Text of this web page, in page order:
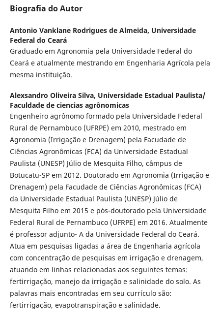
Biografia do Autor
Antonio Vanklane Rodrigues de Almeida, Universidade
Federal do Ceará
Graduado em Agronomia pela Universidade Federal do
Ceará e atualmente mestrando em Engenharia Agrícola pela
mesma instituição.
Alexsandro Oliveira Silva, Universidade Estadual Paulista/
Faculdade de ciencias agrônomicas
Engenheiro agrônomo formado pela Universidade Federal
Rural de Pernambuco (UFRPE) em 2010, mestrado em
Agronomia (Irrigação e Drenagem) pela Facudade de
Ciências Agronômicas (FCA) da Universidade Estadual
Paulista (UNESP) Júlio de Mesquita Filho, câmpus de
Botucatu-SP em 2012. Doutorado em Agronomia (Irrigação e
Drenagem) pela Facudade de Ciências Agronômicas (FCA)
da Universidade Estadual Paulista (UNESP) Júlio de
Mesquita Filho em 2015 e pós-doutorado pela Universidade
Federal Rural de Pernambuco (UFRPE) em 2016. Atualmente
é professor adjunto- A da Universidade Federal do Ceará.
Atua em pesquisas ligadas a área de Engenharia agrícola
com concentração de pesquisas em irrigação e drenagem,
atuando em linhas relacionadas aos seguintes temas:
fertirrigação, manejo da irrigação e salinidade do solo. As
palavras mais encontradas em seu currículo são:
fertirrigação, evapotranspiração e salinidade.